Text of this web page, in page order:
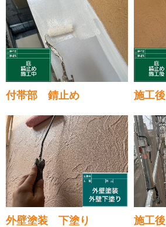
付帯部 錆止め 施工後
外壁塗装 下塗り 施工後